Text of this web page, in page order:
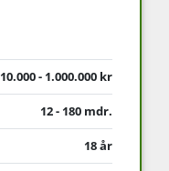
10.000 - 1.000.000 kr
12 - 180 mdr.
18 år